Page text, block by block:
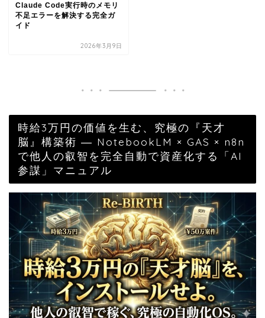
Claude Code実行時のメモリ
不足エラーを解決する完全ガ
イド
2026年3月9日
時給3万円の価値を生む、究極の『天才
脳』構築術 ― NotebookLM × GAS × n8n
で他人の叡智を完全自動で資産化する「AI
参謀」マニュアル